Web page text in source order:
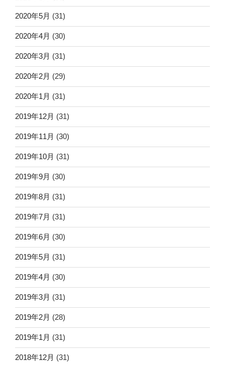
2020年5月 (31)
2020年4月 (30)
2020年3月 (31)
2020年2月 (29)
2020年1月 (31)
2019年12月 (31)
2019年11月 (30)
2019年10月 (31)
2019年9月 (30)
2019年8月 (31)
2019年7月 (31)
2019年6月 (30)
2019年5月 (31)
2019年4月 (30)
2019年3月 (31)
2019年2月 (28)
2019年1月 (31)
2018年12月 (31)